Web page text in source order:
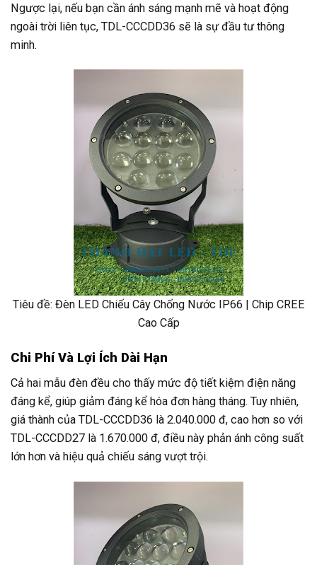
Ngược lại, nếu bạn cần ánh sáng mạnh mẽ và hoạt động
ngoài trời liên tục, TDL-CCCDD36 sẽ là sự đầu tư thông
minh.
Tiêu đề: Đèn LED Chiếu Cây Chống Nước IP66 | Chip CREE
Cao Cấp
Chi Phí Và Lợi Ích Dài Hạn
Cả hai mẫu đèn đều cho thấy mức độ tiết kiệm điện năng
đáng kể, giúp giảm đáng kể hóa đơn hàng tháng. Tuy nhiên,
giá thành của TDL-CCCDD36 là 2.040.000 đ, cao hơn so với
TDL-CCCDD27 là 1.670.000 đ, điều này phản ánh công suất
lớn hơn và hiệu quả chiếu sáng vượt trội.